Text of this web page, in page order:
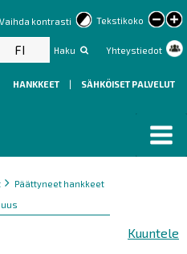
Tekstikoko
text
Vaihda kontrasti
Haku Yhteystiedot
FI
HANKKEET | SÄHKÖISET PALVELUT
Päättyneet hankkeet
Kuuntele